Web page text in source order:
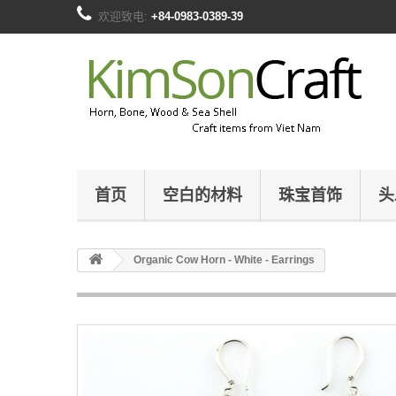
欢迎致电: +84-0983-0389-39
首页 空白的材料 珠宝首饰
Organic Cow Horn - White - Earrings